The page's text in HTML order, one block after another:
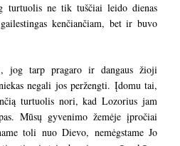
turtuolis ne tik tuščiai leido dienas
kenčiančiam, bet ir buvo
, jog tarp pragaro ir dangaus žioji
negali jos peržengti. Įdomu tai,
turtuolis nori, kad Lozorius jam
Mūsų gyvenimo žemėje įpročiai
toli nuo Dievo, nemėgstame Jo